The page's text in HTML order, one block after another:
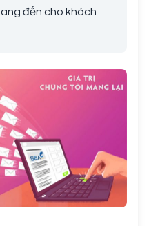
đến cho khách